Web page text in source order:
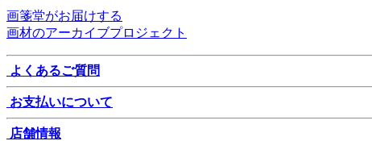
画箋堂がお届けする
画材のアーカイブプロジェクト
よくあるご質問
お支払いについて
店舗情報